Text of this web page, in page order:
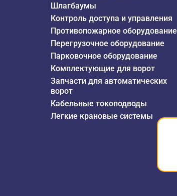
Шлагбаумы
Контроль доступа и управления
Противопожарное оборудование
Перегрузочное оборудование
Парковочное оборудование
Комплектующие для ворот
Запчасти для автоматических
ворот
Кабельные токоподводы
Легкие крановые системы